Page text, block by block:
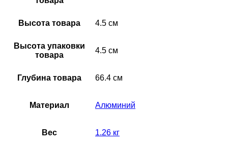
Срок службы:
эксплуатации:
Типоразмер:
Высота товара 4.5 см
Высота упаковки
товара
4.5 см
Глубина товара 66.4 см
Материал Алюминий
Вес 1.26 кг